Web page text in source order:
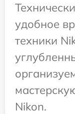
удобное
техники
Nikon.